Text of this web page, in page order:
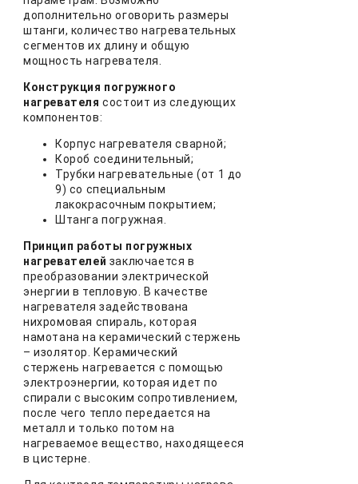
дополнительно оговорить размеры
штанги, количество нагревательных
сегментов их длину и общую
мощность нагревателя.
Конструкция погружного
нагревателя состоит из следующих
компонентов:
Корпус нагревателя сварной;
Короб соединительный;
Трубки нагревательные (от 1 до
9) со специальным
лакокрасочным покрытием;
Штанга погружная.
Принцип работы погружных
нагревателей заключается в
преобразовании электрической
энергии в тепловую. В качестве
нагревателя задействована
нихромовая спираль, которая
намотана на керамический стержень
– изолятор. Керамический
стержень нагревается с помощью
электроэнергии, которая идет по
спирали с высоким сопротивлением,
после чего тепло передается на
металл и только потом на
нагреваемое вещество, находящееся
в цистерне.